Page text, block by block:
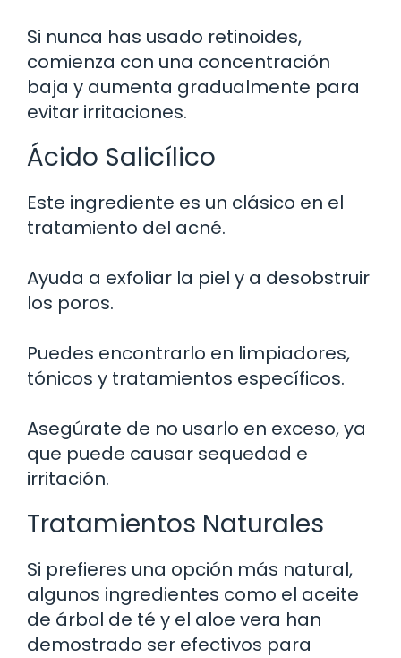
Si nunca has usado retinoides,
comienza con una concentración
baja y aumenta gradualmente para
evitar irritaciones.
Ácido Salicílico
Este ingrediente es un clásico en el
tratamiento del acné.
Ayuda a exfoliar la piel y a desobstruir
los poros.
Puedes encontrarlo en limpiadores,
tónicos y tratamientos específicos.
Asegúrate de no usarlo en exceso, ya
que puede causar sequedad e
irritación.
Tratamientos Naturales
Si prefieres una opción más natural,
algunos ingredientes como el aceite
de árbol de té y el aloe vera han
demostrado ser efectivos para